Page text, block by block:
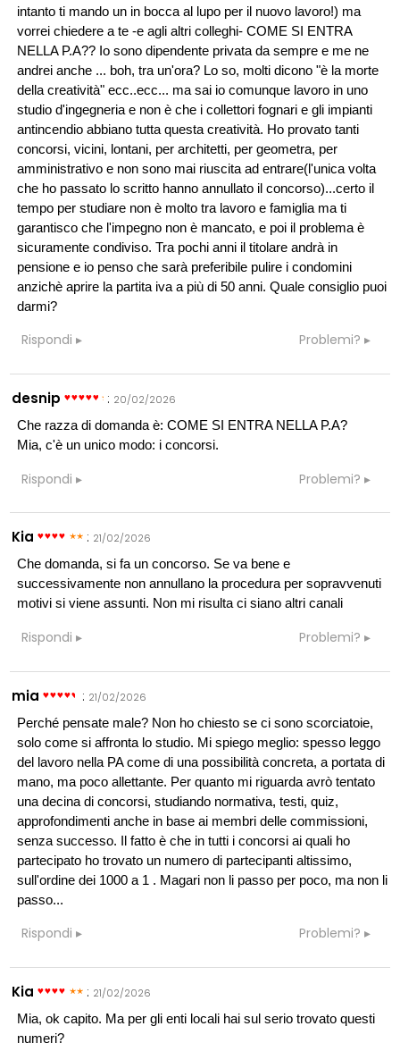
intanto ti mando un in bocca al lupo per il nuovo lavoro!) ma
vorrei chiedere a te -e agli altri colleghi- COME SI ENTRA
NELLA P.A?? Io sono dipendente privata da sempre e me ne
andrei anche ... boh, tra un'ora? Lo so, molti dicono "è la morte
della creatività" ecc..ecc... ma sai io comunque lavoro in uno
studio d'ingegneria e non è che i collettori fognari e gli impianti
antincendio abbiano tutta questa creatività. Ho provato tanti
concorsi, vicini, lontani, per architetti, per geometra, per
amministrativo e non sono mai riuscita ad entrare(l'unica volta
che ho passato lo scritto hanno annullato il concorso)...certo il
tempo per studiare non è molto tra lavoro e famiglia ma ti
garantisco che l'impegno non è mancato, e poi il problema è
sicuramente condiviso. Tra pochi anni il titolare andrà in
pensione e io penso che sarà preferibile pulire i condomini
anzichè aprire la partita iva a più di 50 anni. Quale consiglio puoi
darmi?
Rispondi Problemi?
desnip : 20/02/2026
Che razza di domanda è: COME SI ENTRA NELLA P.A?
Mia, c'è un unico modo: i concorsi.
Rispondi Problemi?
Kia : 21/02/2026
Che domanda, si fa un concorso. Se va bene e
successivamente non annullano la procedura per sopravvenuti
motivi si viene assunti. Non mi risulta ci siano altri canali
Rispondi Problemi?
mia : 21/02/2026
Perché pensate male? Non ho chiesto se ci sono scorciatoie,
solo come si affronta lo studio. Mi spiego meglio: spesso leggo
del lavoro nella PA come di una possibilità concreta, a portata di
mano, ma poco allettante. Per quanto mi riguarda avrò tentato
una decina di concorsi, studiando normativa, testi, quiz,
approfondimenti anche in base ai membri delle commissioni,
senza successo. Il fatto è che in tutti i concorsi ai quali ho
partecipato ho trovato un numero di partecipanti altissimo,
sull'ordine dei 1000 a 1 . Magari non li passo per poco, ma non li
passo...
Rispondi Problemi?
Kia : 21/02/2026
Mia, ok capito. Ma per gli enti locali hai sul serio trovato questi
numeri?